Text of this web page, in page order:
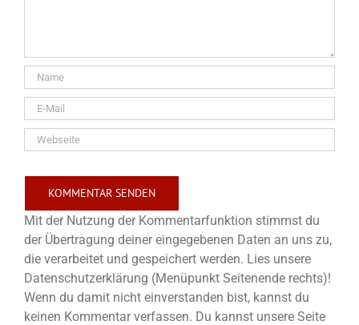
Mit der Nutzung der Kommentarfunktion stimmst du
der Übertragung deiner eingegebenen Daten an uns zu,
die verarbeitet und gespeichert werden. Lies unsere
Datenschutzerklärung (Menüpunkt Seitenende rechts)!
Wenn du damit nicht einverstanden bist, kannst du
keinen Kommentar verfassen. Du kannst unsere Seite